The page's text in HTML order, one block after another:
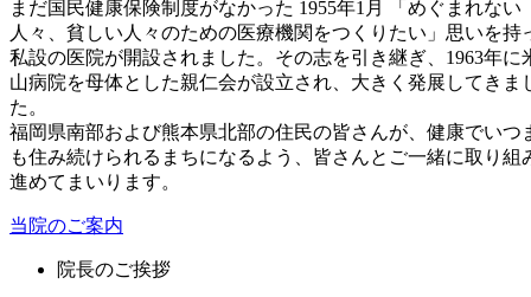
まだ国民健康保険制度がなかった 1955年1月 「めぐまれない
人々、貧しい人々のための医療機関をつくりたい」思いを持
私設の医院が開設されました。その志を引き継ぎ、1963年に
山病院を母体とした親仁会が設立され、大きく発展してきま
た。
福岡県南部および熊本県北部の住民の皆さんが、健康でいつ
も住み続けられるまちになるよう、皆さんとご一緒に取り組
進めてまいります。
当院のご案内
院長のご挨拶